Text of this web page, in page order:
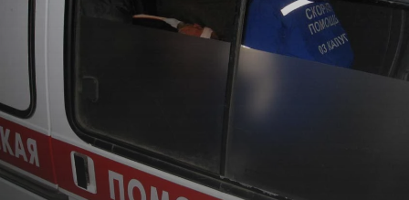
Образование
Общество
Происшествия
Спорт
Экономика и бизнес